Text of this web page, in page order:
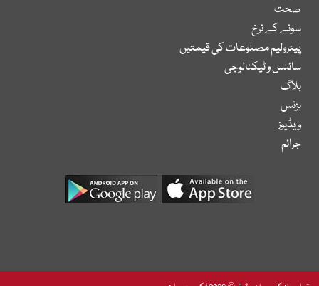
صحت
سونے کے نرخ
پیٹرولیم مصنوعات کی قیمتیں
سائنس و ٹیکنالوجی
بلاگ
بزنس
ویڈیوز
جرائم